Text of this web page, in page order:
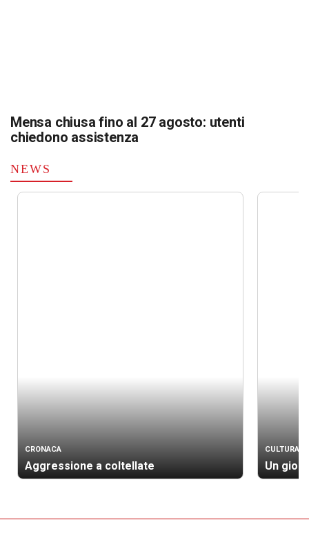
Mensa chiusa fino al 27 agosto: utenti
chiedono assistenza
NEWS
CRONACA
Aggressione a coltellate
CULTURA
Un